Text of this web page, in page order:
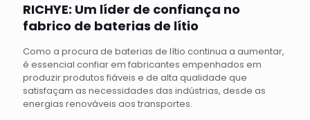
RICHYE: Um líder de confiança no
fabrico de baterias de lítio
Como a procura de baterias de lítio continua a aumentar,
é essencial confiar em fabricantes empenhados em
produzir produtos fiáveis e de alta qualidade que
satisfaçam as necessidades das indústrias, desde as
energias renováveis aos transportes.